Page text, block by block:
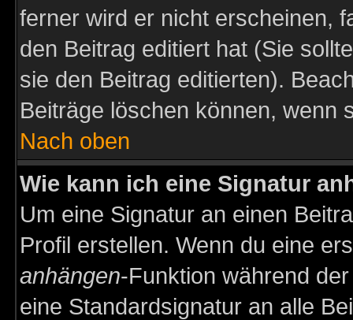
ferner wird er nicht erscheinen,
den Beitrag editiert hat (Sie
sie den Beitrag editierten).
Beiträge löschen können, wenn
Nach oben
Wie kann ich eine Signatur
Um eine Signatur an einen
Profil erstellen. Wenn du eine
anhängen-Funktion während
eine Standardsignatur an alle